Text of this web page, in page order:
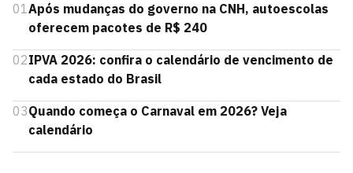
01Após mudanças do governo na CNH, autoescolas
oferecem pacotes de R$ 240
02IPVA 2026: confira o calendário de vencimento de
cada estado do Brasil
03Quando começa o Carnaval em 2026? Veja
calendário